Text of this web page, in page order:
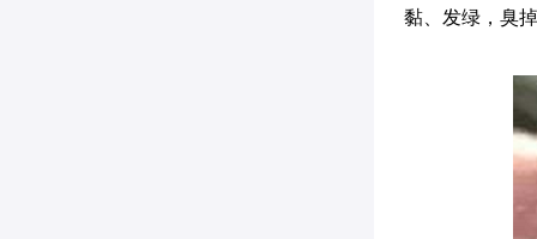
黏、发绿，臭